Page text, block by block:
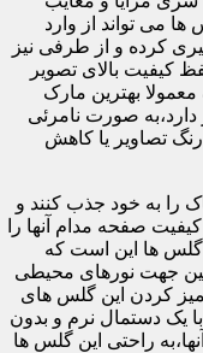
می تواند از وارد
کرده و از طرفی نیز
کیفیت بالای تصویر
بهترین مارک
دارد،به صورت نامرئی
تصاویر یا کاهش
را به خود جذب کنند و
صفحه مدام آنها را
ها این است که
همین جهت نورهای محیطی
کردن این گلس های
یک دستمال نرم و بدون
راحتی این گلس ها